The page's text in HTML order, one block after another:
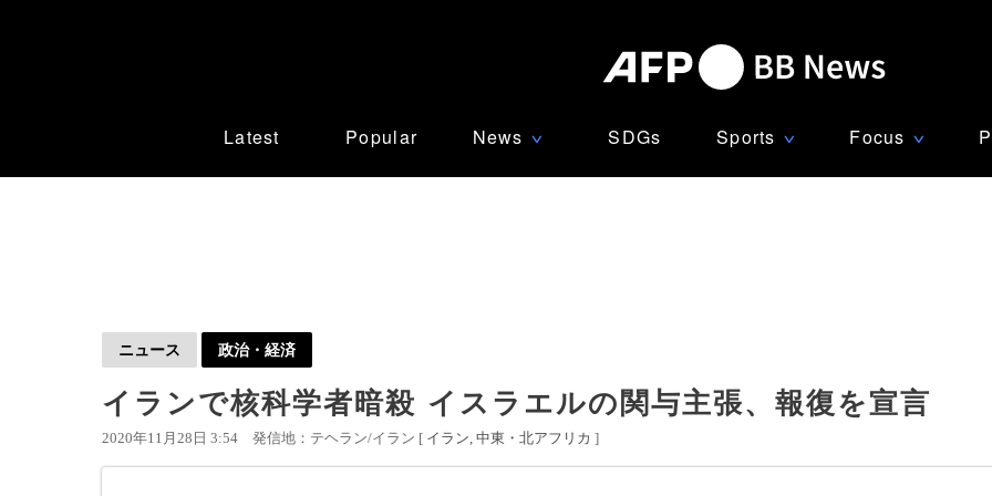
Latest Popular News ∨ SDGs Sports ∨ Focus ∨
ニュース 政治・経済
イランで核科学者暗殺 イスラエルの関与主張、報復を宣言
2020年11月28日 3:54 発信地：テヘラン/イラン [ イラン 中東・北アフリカ ]